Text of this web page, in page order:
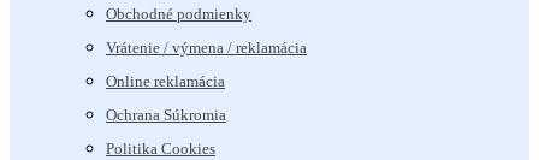
Obchodné podmienky
Vrátenie / výmena / reklamácia
Online reklamácia
Ochrana Súkromia
Politika Cookies